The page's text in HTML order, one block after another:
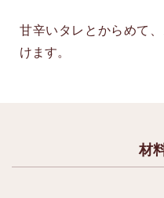
甘辛いタレとからめて
けます。
材